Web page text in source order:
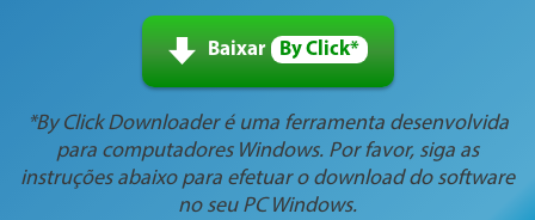
Baixar By Click*
*By Click Downloader é uma ferramenta desenvolvida
para computadores Windows. Por favor, siga as
instruções abaixo para efetuar o download do software
no seu PC Windows.